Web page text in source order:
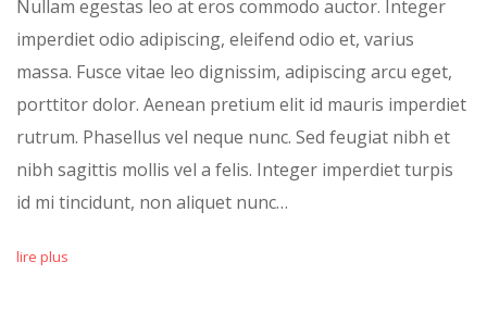
Nullam egestas leo at eros commodo auctor. Integer
imperdiet odio adipiscing, eleifend odio et, varius
massa. Fusce vitae leo dignissim, adipiscing arcu eget,
porttitor dolor. Aenean pretium elit id mauris imperdiet
rutrum. Phasellus vel neque nunc. Sed feugiat nibh et
nibh sagittis mollis vel a felis. Integer imperdiet turpis
id mi tincidunt, non aliquet nunc…
lire plus